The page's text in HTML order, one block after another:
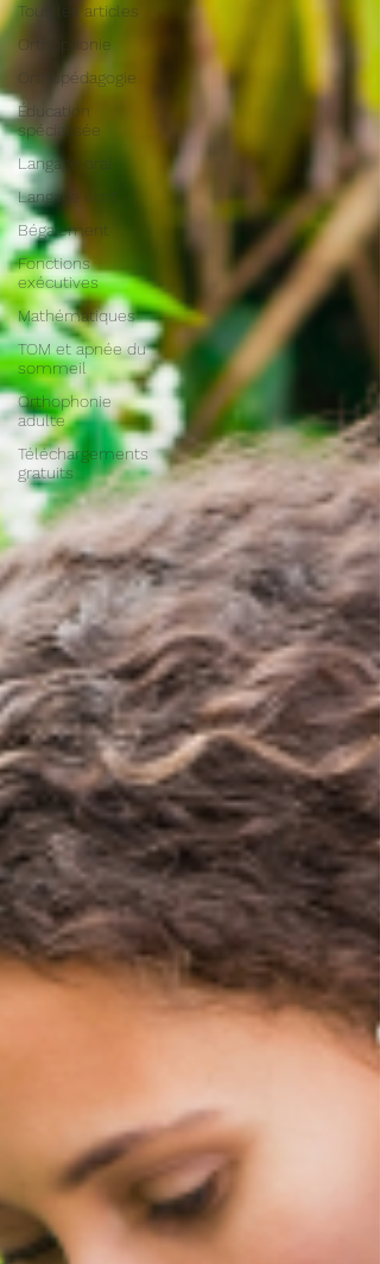
Tous les articles
Orthophonie
Orthopédagogie
Éducation
spécialisée
Langage oral
Langage écrit
Bégaiement
Fonctions
exécutives
Mathématiques
TOM et apnée du
sommeil
Orthophonie
adulte
Téléchargements
gratuits